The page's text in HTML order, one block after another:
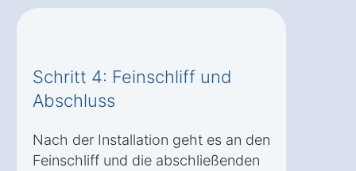
Schritt 4: Feinschliff und
Abschluss
Nach der Installation geht es an den
Feinschliff und die abschließenden